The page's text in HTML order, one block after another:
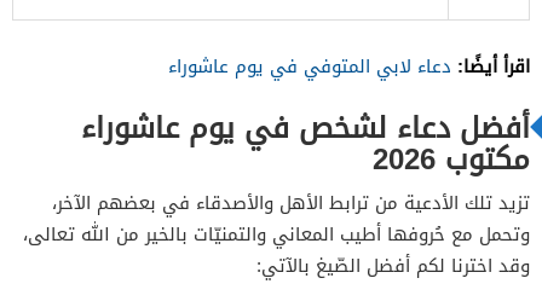
اقرأ أيضًا: دعاء لابي المتوفي في يوم عاشوراء
أفضل دعاء لشخص في يوم عاشوراء
مكتوب 2026
تزيد تلك الأدعية من ترابط الأهل والأصدقاء في بعضهم الآخر،
وتحمل مع حُروفها أطيب المعاني والتمنيّات بالخير من الله تعالى،
وقد اخترنا لكم أفضل الصّيغ بالآتي: